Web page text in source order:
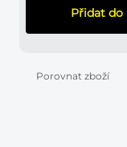
Přidat do
Porovnat zboží